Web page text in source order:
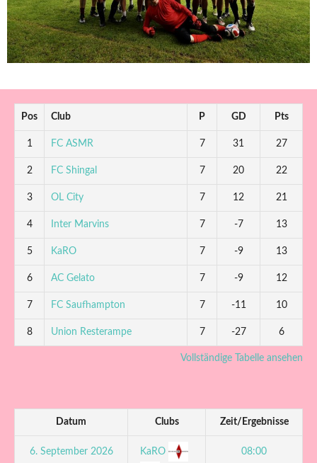
Pos Club P GD Pts
1 FC ASMR 7 31 27
2 FC Shingal 7 20 22
3 OL City 7 12 21
4 Inter Marvins 7 -7 13
5 KaRO 7 -9 13
6 AC Gelato 7 -9 12
7 FC Saufhampton 7 -11 10
8 Union Resterampe 7 -27 6
Vollständige Tabelle ansehen
Datum Clubs Zeit/Ergebnisse
6. September 2026 KaRO 08:00